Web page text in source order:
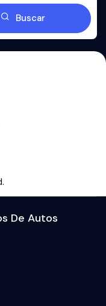
Buscar
De Autos